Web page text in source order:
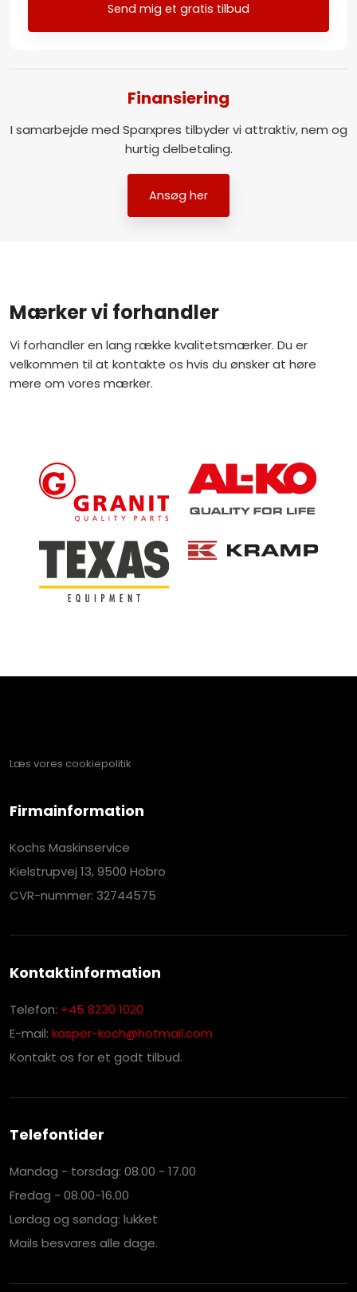
Finansiering​
I samarbejde med Sparxpres tilbyder vi attraktiv, nem og
hurtig delbetaling.​​
Ansøg her​
​Mærker vi forhandler
​Vi forhandler en lang række kvalitetsmærker.​ Du er
velkommen til at kontakte os hvis du ønsker at høre
mere om vores mærker.
Læs vores cookiepolitik​
Firmainformation
Kochs Maskinservice
Kielstrupvej 13, 9500 Hobro
CVR-nummer: 32744575
Kontaktinformation
Telefon: +45 8230 1020
E-mail: kasper-koch@hotmail.com
Kontakt os for et godt tilbud.
Telefontider
Mandag - torsdag: 08.00 - 17.00
Fredag - 08.00-16.00
Lørdag og søndag: lukket
Mails besvares alle dage.